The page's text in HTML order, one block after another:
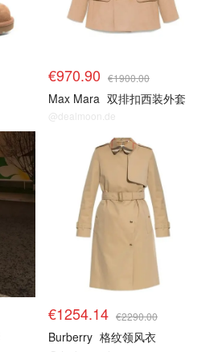
€970.90 €1900.00
Max Mara 双排扣西装外套
@dealmoon.de
€1254.14 €2290.00
Burberry 格纹领风衣